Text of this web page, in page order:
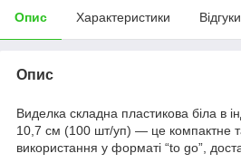
Опис Характеристики
Опис
Виделка складна пластикова біла в
10,7 см (100 шт/уп) — це компактне та
використання у форматі “to go”,